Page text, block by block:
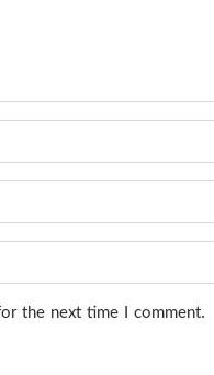
the next time I comment.